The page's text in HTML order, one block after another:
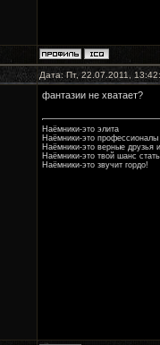
Дата: Пт, 22.07.2011,
фантазии не хватает?
Наёмники-это элита
Наёмники-это профессионалы
Наёмники-это верные друзья
Наёмники-это твой шанс
Наёмники-это звучит гордо!